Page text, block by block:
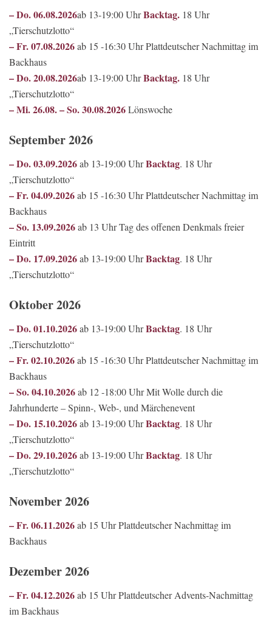
– Do. 06.08.2026ab 13-19:00 UhrBacktag. 18 Uhr
„Tierschutzlotto“
– Fr. 07.08.2026ab 15 -16:30 Uhr Plattdeutscher Nachmittag im
Backhaus
– Do. 20.08.2026ab 13-19:00 UhrBacktag. 18 Uhr
„Tierschutzlotto“
– Mi. 26.08. – So. 30.08.2026Lönswoche
September 2026
– Do. 03.09.2026ab 13-19:00 UhrBacktag. 18 Uhr
„Tierschutzlotto“
– Fr. 04.09.2026ab 15 -16:30 Uhr Plattdeutscher Nachmittag im
Backhaus
– So. 13.09.2026ab 13 Uhr Tag des offenen Denkmals freier
Eintritt
– Do. 17.09.2026ab 13-19:00 UhrBacktag. 18 Uhr
„Tierschutzlotto“
Oktober 2026
– Do. 01.10.2026ab 13-19:00 UhrBacktag. 18 Uhr
„Tierschutzlotto“
– Fr. 02.10.2026ab 15 -16:30 Uhr Plattdeutscher Nachmittag im
Backhaus
–So. 04.10.2026ab 12 -18:00 Uhr Mit Wolle durch die
Jahrhunderte – Spinn-, Web-, und Märchenevent
– Do. 15.10.2026ab 13-19:00 UhrBacktag. 18 Uhr
„Tierschutzlotto“
– Do. 29.10.2026ab 13-19:00 UhrBacktag. 18 Uhr
„Tierschutzlotto“
November 2026
– Fr. 06.11.2026ab 15 Uhr Plattdeutscher Nachmittag im
Backhaus
Dezember 2026
– Fr. 04.12.2026ab 15 Uhr Plattdeutscher Advents-Nachmittag
im Backhaus